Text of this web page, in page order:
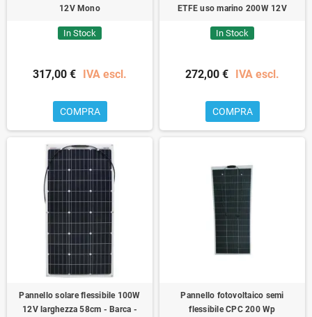
12V Mono
In Stock
317,00 € IVA escl.
COMPRA
ETFE uso marino 200W 12V
In Stock
272,00 € IVA escl.
COMPRA
Pannello solare flessibile 100W
12V larghezza 58cm - Barca -
Pannello fotovoltaico semi
flessibile CPC 200 Wp